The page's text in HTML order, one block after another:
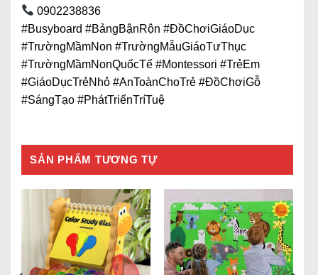
0902238836
#Busyboard #BảngBậnRộn #ĐồChơiGiáoDục
#TrườngMầmNon #TrườngMẫuGiáoTưThục
#TrườngMầmNonQuốcTế #Montessori #TrẻEm
#GiáoDụcTrẻNhỏ #AnToànChoTrẻ #ĐồChơiGỗ
#SángTạo #PhátTriểnTríTuệ
SẢN PHẨM TƯƠNG TỰ